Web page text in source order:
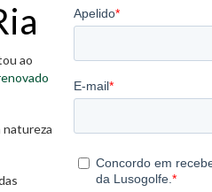
ao
natureza